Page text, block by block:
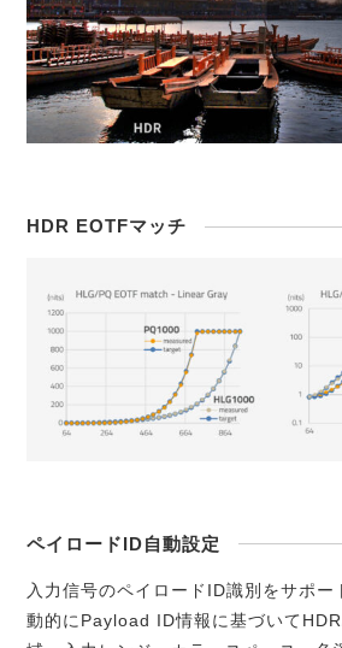
HDR EOTFマッチ
ペイロードID自動設定
入力信号のペイロードID識別をサポー
動的にPayload ID情報に基づいて